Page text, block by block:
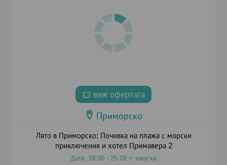
виж офертата
Приморско
Лято в Приморско: Почивка на плажа с морски
приключения и хотел Примавера 2
Дата: 18.06 - 25.09 + закуска